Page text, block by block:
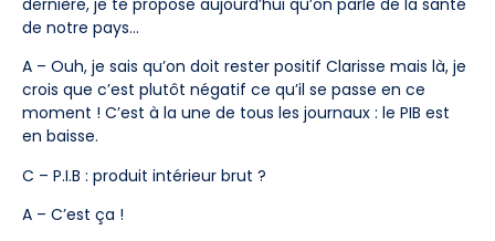
de notre pays…
A – Ouh, je sais qu’on doit rester positif Clarisse mais là, je
crois que c’est plutôt négatif ce qu’il se passe en ce
moment ! C’est à la une de tous les journaux : le PIB est
en baisse.
C – P.I.B : produit intérieur brut ?
A – C’est ça !